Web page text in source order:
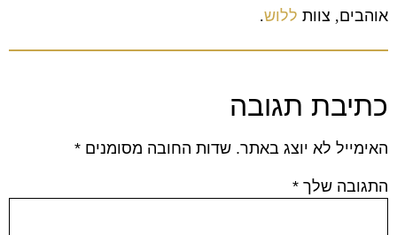
אוהבים, צוות ללוש.
כתיבת תגובה
האימייל לא יוצג באתר. שדות החובה מסומנים *
התגובה שלך *